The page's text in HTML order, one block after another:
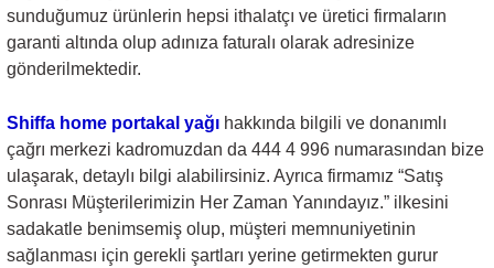
sunduğumuz ürünlerin hepsi ithalatçı ve üretici firmaların
garanti altında olup adınıza faturalı olarak adresinize
gönderilmektedir.
Shiffa home portakal yağı hakkında bilgili ve donanımlı
çağrı merkezi kadromuzdan da 444 4 996 numarasından bize
ulaşarak, detaylı bilgi alabilirsiniz. Ayrıca firmamız “Satış
Sonrası Müşterilerimizin Her Zaman Yanındayız.” ilkesini
sadakatle benimsemiş olup, müşteri memnuniyetinin
sağlanması için gerekli şartları yerine getirmekten gurur